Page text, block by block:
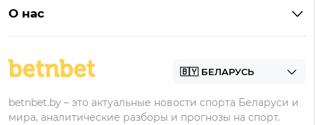
БК для ставок на киберспорт
Бонусы Бетера
Бонусы Винлайн
Марафонбет
О нас
betnbet.by – это актуальные новости спорта Беларуси и
мира, аналитические разборы и прогнозы на спорт.